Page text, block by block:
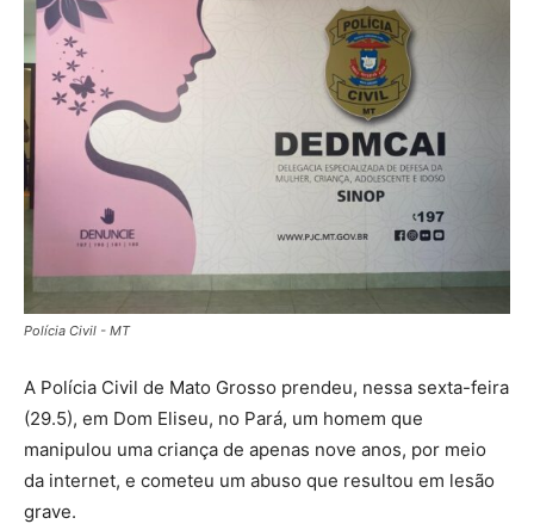
Polícia Civil - MT
A Polícia Civil de Mato Grosso prendeu, nessa sexta-feira
(29.5), em Dom Eliseu, no Pará, um homem que
manipulou uma criança de apenas nove anos, por meio
da internet, e cometeu um abuso que resultou em lesão
grave.